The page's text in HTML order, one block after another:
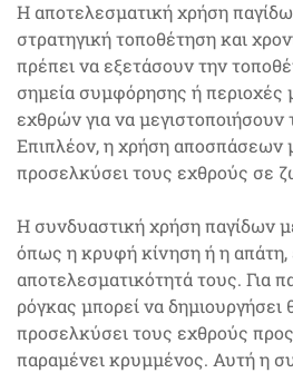
Η αποτελεσματική χρήση
στρατηγική τοποθέτηση και
πρέπει να εξετάσουν την
σημεία συμφόρησης ή περιοχές
εχθρών για να μεγιστοποιήσουν
Επιπλέον, η χρήση αποσπάσεων
προσελκύσει τους εχθρούς σε
Η συνδυαστική χρήση παγίδων
όπως η κρυφή κίνηση ή η απάτη,
αποτελεσματικότητά τους. Για
ρόγκας μπορεί να δημιουργήσει
προσελκύσει τους εχθρούς
παραμένει κρυμμένος. Αυτή η